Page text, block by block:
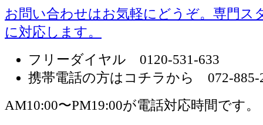
お問い合わせはお気軽にどうぞ。専門ス
に対応します。
フリーダイヤル 0120-531-633
携帯電話の方はコチラから 072-885-
AM10:00〜PM19:00が電話対応時間です。